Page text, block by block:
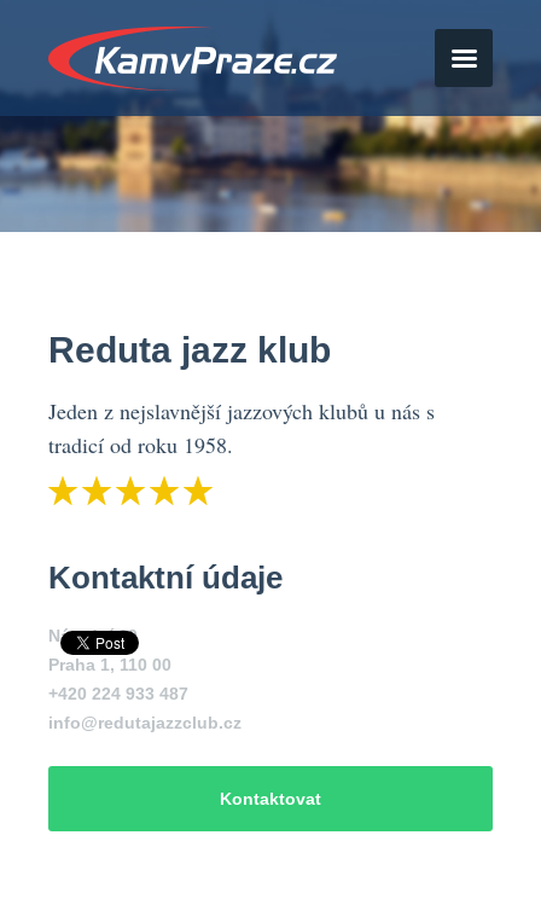
Reduta jazz klub
Jeden z nejslavnější jazzových klubů u nás s
tradicí od roku 1958.
Kontaktní údaje
Národní 20
Praha 1, 110 00
+420 224 933 487
info@redutajazzclub.cz
Kontaktovat